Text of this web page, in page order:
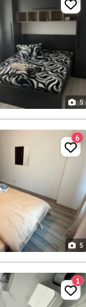
5
5
6
1